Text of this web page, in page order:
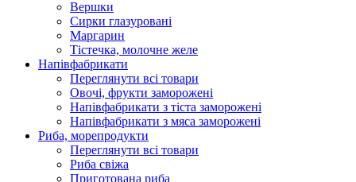
Вершки
Сирки глазуровані
Маргарин
Тістечка, молочне желе
Напівфабрикати
Переглянути всі товари
Овочі, фрукти заморожені
Напівфабрикати з тіста заморожені
Напівфабрикати з мяса заморожені
Риба, морепродукти
Переглянути всі товари
Риба свіжа
Приготована риба